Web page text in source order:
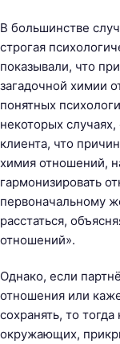
В большинстве
строгая
показывали, что
загадочной химии
понятных
некоторых
клиента, что
химия отношений,
гармонизировать
первоначальному
расстаться,
отношений».
Однако, если
отношения или
сохранять, то
окружающих,